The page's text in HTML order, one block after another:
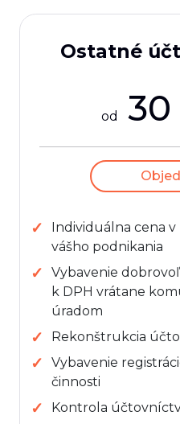
Ostatné
od 30
Individuálna cena
vášho podnikania
Vybavenie
k DPH vrátane
úradom
Rekonštrukcia
Vybavenie
činnosti
Kontrola